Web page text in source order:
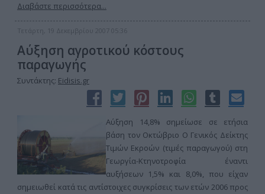
Διαβάστε περισσότερα...
Τετάρτη, 19 Δεκεμβρίου 2007 05:36
Αύξηση αγροτικού κόστους
παραγωγής
Συντάκτης: Eidisis.gr
Αύξηση 14,8% σημείωσε σε ετήσια
βάση τον Οκτώβριο Ο Γενικός Δείκτης
Τιμών Εκροών (τιμές παραγωγού) στη
Γεωργία-Κτηνοτροφία έναντι
αυξήσεων 1,5% και 8,0%, που είχαν
σημειωθεί κατά τις αντίστοιχες συγκρίσεις των ετών 2006 προς